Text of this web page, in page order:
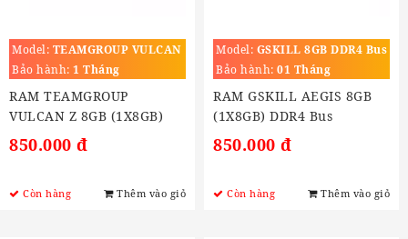
Model: TEAMGROUP VULCAN
Z 8GB (1X8GB) DDR4
3200MHZ
Bảo hành: 1 Tháng
RAM TEAMGROUP
VULCAN Z 8GB (1X8GB)
DDR4 3200MHZ
850.000 đ
Còn hàng Thêm vào giỏ
Model: GSKILL 8GB DDR4 Bus
2666MHZ
Bảo hành: 01 Tháng
RAM GSKILL AEGIS 8GB
(1X8GB) DDR4 Bus
2666MHZ)
850.000 đ
Còn hàng Thêm vào giỏ